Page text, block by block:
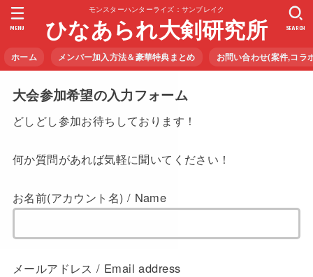
モンスターハンターライズ：サンブレイク
ひなあられ大剣研究所
ホーム メンバー加入方法＆豪華特典まとめ お問い合わせ(案件,コラ
SEARCH
MENU
大会参加希望の入力フォーム
どしどし参加お待ちしております！
何か質問があれば気軽に聞いてください！
お名前(アカウント名) / Name
メールアドレス / Email address